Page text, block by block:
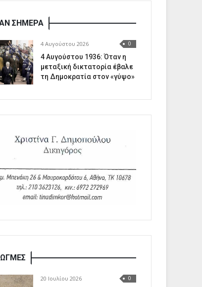
ΣΗΜΕΡΑ
4 Αυγούστου 2026 0
4 Αυγούστου 1936: Όταν η
μεταξική δικτατορία έβαλε
τη Δημοκρατία στον «γύψο»
20 Ιουλίου 2026 0